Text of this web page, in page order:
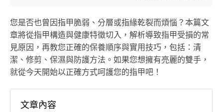
您是否也曾因指甲脆弱、分層或指緣乾裂而煩惱？本篇文
章將從指甲構造與健康特徵切入，解析導致指甲受損的常
見原因，再教您正確的保養順序與實用技巧，包括：清
潔、修剪、保濕與防護方法。如果您想擁有亮麗的雙手，
就從今天開始以正確方式呵護您的指甲吧！
文章內容